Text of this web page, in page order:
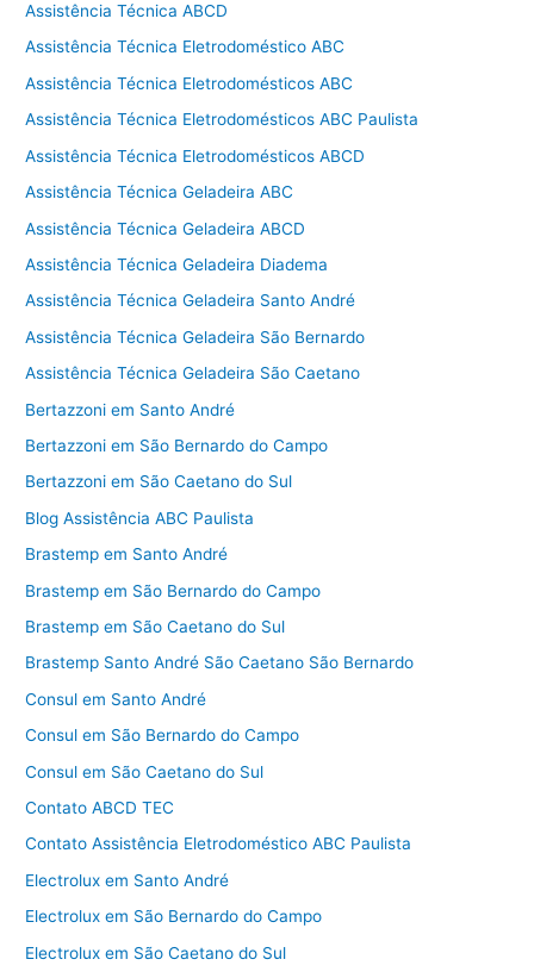
Assistência Técnica ABCD
Assistência Técnica Eletrodoméstico ABC
Assistência Técnica Eletrodomésticos ABC
Assistência Técnica Eletrodomésticos ABC Paulista
Assistência Técnica Eletrodomésticos ABCD
Assistência Técnica Geladeira ABC
Assistência Técnica Geladeira ABCD
Assistência Técnica Geladeira Diadema
Assistência Técnica Geladeira Santo André
Assistência Técnica Geladeira São Bernardo
Assistência Técnica Geladeira São Caetano
Bertazzoni em Santo André
Bertazzoni em São Bernardo do Campo
Bertazzoni em São Caetano do Sul
Blog Assistência ABC Paulista
Brastemp em Santo André
Brastemp em São Bernardo do Campo
Brastemp em São Caetano do Sul
Brastemp Santo André São Caetano São Bernardo
Consul em Santo André
Consul em São Bernardo do Campo
Consul em São Caetano do Sul
Contato ABCD TEC
Contato Assistência Eletrodoméstico ABC Paulista
Electrolux em Santo André
Electrolux em São Bernardo do Campo
Electrolux em São Caetano do Sul